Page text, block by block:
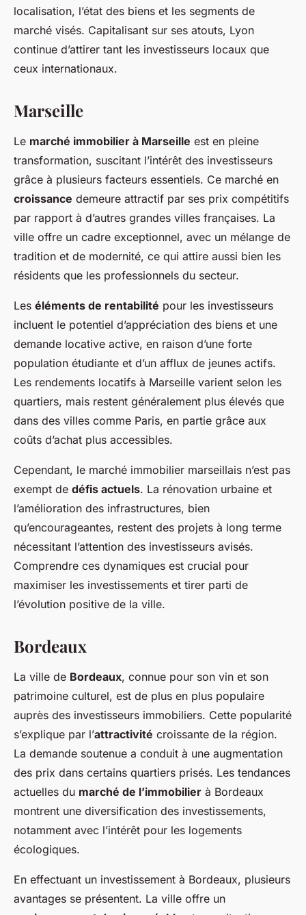
localisation, l’état des biens et les segments de
marché visés. Capitalisant sur ses atouts, Lyon
continue d’attirer tant les investisseurs locaux que
ceux internationaux.
Marseille
Le marché immobilier à Marseille est en pleine
transformation, suscitant l’intérêt des investisseurs
grâce à plusieurs facteurs essentiels. Ce marché en
croissance demeure attractif par ses prix compétitifs
par rapport à d’autres grandes villes françaises. La
ville offre un cadre exceptionnel, avec un mélange de
tradition et de modernité, ce qui attire aussi bien les
résidents que les professionnels du secteur.
Les éléments de rentabilité pour les investisseurs
incluent le potentiel d’appréciation des biens et une
demande locative active, en raison d’une forte
population étudiante et d’un afflux de jeunes actifs.
Les rendements locatifs à Marseille varient selon les
quartiers, mais restent généralement plus élevés que
dans des villes comme Paris, en partie grâce aux
coûts d’achat plus accessibles.
Cependant, le marché immobilier marseillais n’est pas
exempt de défis actuels. La rénovation urbaine et
l’amélioration des infrastructures, bien
qu’encourageantes, restent des projets à long terme
nécessitant l’attention des investisseurs avisés.
Comprendre ces dynamiques est crucial pour
maximiser les investissements et tirer parti de
l’évolution positive de la ville.
Bordeaux
La ville de Bordeaux, connue pour son vin et son
patrimoine culturel, est de plus en plus populaire
auprès des investisseurs immobiliers. Cette popularité
s’explique par l’attractivité croissante de la région.
La demande soutenue a conduit à une augmentation
des prix dans certains quartiers prisés. Les tendances
actuelles du marché de l’immobilier à Bordeaux
montrent une diversification des investissements,
notamment avec l’intérêt pour les logements
écologiques.
En effectuant un investissement à Bordeaux, plusieurs
avantages se présentent. La ville offre un